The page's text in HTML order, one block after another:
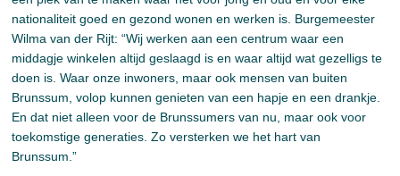
nationaliteit goed en gezond wonen en werken is. Burgemeester
Wilma van der Rijt: “Wij werken aan een centrum waar een
middagje winkelen altijd geslaagd is en waar altijd wat gezelligs te
doen is. Waar onze inwoners, maar ook mensen van buiten
Brunssum, volop kunnen genieten van een hapje en een drankje.
En dat niet alleen voor de Brunssumers van nu, maar ook voor
toekomstige generaties. Zo versterken we het hart van
Brunssum.”